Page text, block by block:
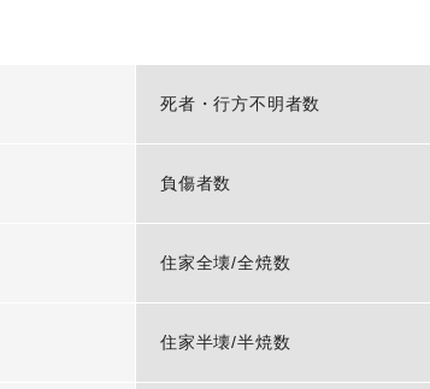
死者・行方不明者数
負傷者数
住家全壊/全焼数
住家半壊/半焼数